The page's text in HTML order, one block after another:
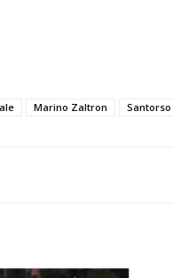
Marino Zaltron Santorso